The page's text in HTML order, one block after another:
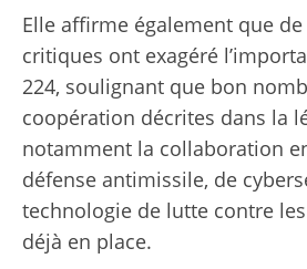
Elle affirme également que
critiques ont exagéré
224, soulignant que bon
coopération décrites dans la
notamment la collaboration
défense antimissile, de
technologie de lutte contre
déjà en place.